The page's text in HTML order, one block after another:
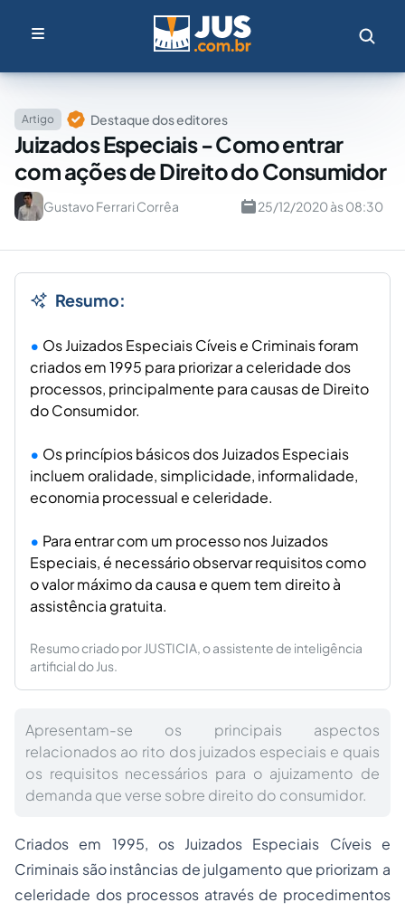
Artigo Destaque dos editores
Juizados Especiais - Como entrar
com ações de Direito do Consumidor
Gustavo Ferrari Corrêa 25/12/2020 às 08:30
Resumo:
Os Juizados Especiais Cíveis e Criminais foram
criados em 1995 para priorizar a celeridade dos
processos, principalmente para causas de Direito
do Consumidor.
Os princípios básicos dos Juizados Especiais
incluem oralidade, simplicidade, informalidade,
economia processual e celeridade.
Para entrar com um processo nos Juizados
Especiais, é necessário observar requisitos como
o valor máximo da causa e quem tem direito à
assistência gratuita.
Resumo criado por JUSTICIA, o assistente de inteligência
artificial do Jus.
Apresentam-se os principais aspectos
relacionados ao rito dos juizados especiais e quais
os requisitos necessários para o ajuizamento de
demanda que verse sobre direito do consumidor.
Criados em 1995, os Juizados Especiais Cíveis e
Criminais são instâncias de julgamento que priorizam a
celeridade dos processos através de procedimentos